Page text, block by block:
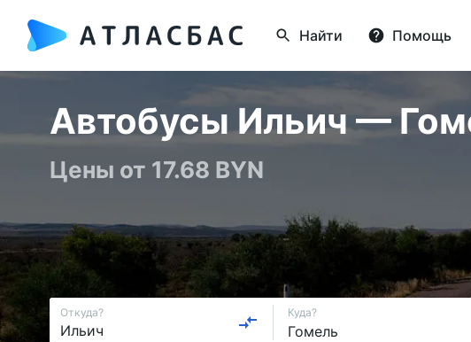
Найти Помощь
Автобусы Ильич —
Цены от 17.68 BYN
Откуда? Куда?